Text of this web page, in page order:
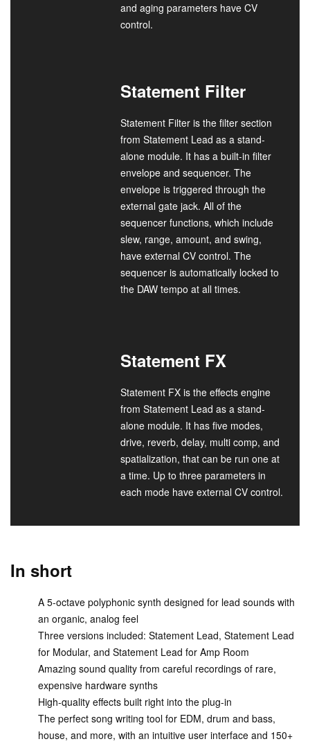
and aging parameters have CV
control.
Statement Filter
Statement Filter is the filter section
from Statement Lead as a stand-
alone module. It has a built-in filter
envelope and sequencer. The
envelope is triggered through the
external gate jack. All of the
sequencer functions, which include
slew, range, amount, and swing,
have external CV control. The
sequencer is automatically locked to
the DAW tempo at all times.
Statement FX
Statement FX is the effects engine
from Statement Lead as a stand-
alone module. It has five modes,
drive, reverb, delay, multi comp, and
spatialization, that can be run one at
a time. Up to three parameters in
each mode have external CV control.
In short
A 5-octave polyphonic synth designed for lead sounds with
an organic, analog feel
Three versions included: Statement Lead, Statement Lead
for Modular, and Statement Lead for Amp Room
Amazing sound quality from careful recordings of rare,
expensive hardware synths
High-quality effects built right into the plug-in
The perfect song writing tool for EDM, drum and bass,
house, and more, with an intuitive user interface and 150+